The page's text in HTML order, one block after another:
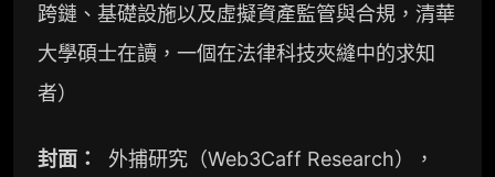
跨鏈、基礎設施以及虛擬資產監管與合規，清華
大學碩士在讀，一個在法律科技夾縫中的求知
者）
封面：
外捕研究（Web3Caff Research），